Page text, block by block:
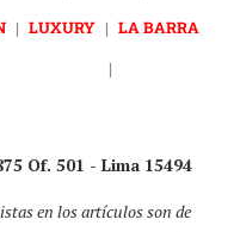
| LUXURY | LA BARRA
|
Of. 501 - Lima 15494
en los artículos son de